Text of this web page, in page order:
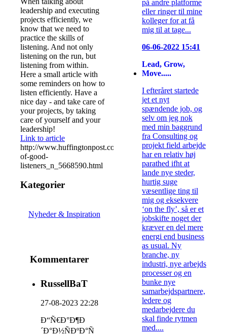
leadership and executing
projects efficiently, we
know that we need to
practice the skills of
listening. And not only
listening on the run, but
listening from within.
Here a small article with
some reminders on how to
listen efficiently. Have a
nice day - and take care of
your projects, by taking
care of yourself and your
leadership!
Link to article
http://www.huffingtonpost.com/2014/08/14/habits-
of-good-
listeners_n_5668590.html
Kategorier
Nyheder & Inspiration
Kommentarer
RussellBaT
27-08-2023 22:28
Ð“Ñ€Ð°Ð¶Ð
´Ð°Ð½ÑÐºÐ°Ñ
på andre platforme
eller ringer til mine
kolleger for at få
mig til at tage...
06-06-2022 15:41
Lead, Grow,
Move.....
I efteråret startede
jet et nyt
spændende job, og
selv om jeg nok
med min baggrund
fra Consulting og
projekt field arbejde
har en relativ høj
parathed ifht at
lande nye steder,
hurtig suge
væsentlige ting til
mig og eksekvere
‘on the fly’, så er et
jobskifte noget der
kræver en del mere
energi end business
as usual. Ny
branche, ny
industri, nye arbejds
processer og en
bunke nye
samarbejdspartnere,
ledere og
medarbejdere du
skal finde rytmen
med....